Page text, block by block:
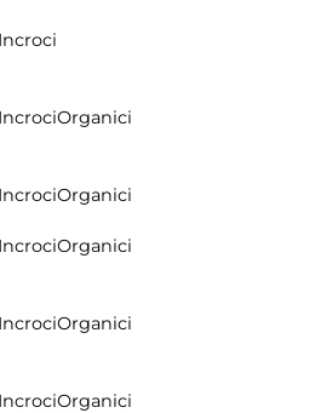
Incroci
IncrociOrganici
IncrociOrganici
IncrociOrganici
IncrociOrganici
IncrociOrganici